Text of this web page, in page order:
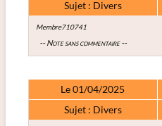
Sujet : Divers
Membre710741
-- Note sans commentaire --
Le 01/04/2025
Sujet : Divers